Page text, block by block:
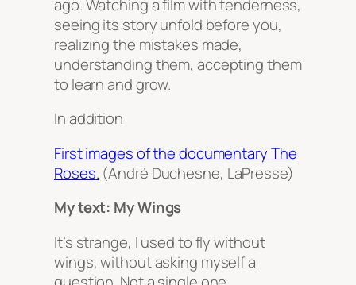
ago. Watching a film with tenderness,
seeing its story unfold before you,
realizing the mistakes made,
understanding them, accepting them
to learn and grow.
In addition
First images of the documentaryThe
Roses. (André Duchesne, LaPresse)
My text: My Wings
It’s strange, I used to fly without
wings, without asking myself a